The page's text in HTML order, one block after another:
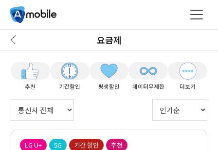
요금제
추천 기간할인 평생할인 데이터무제한 더보기
LG U+ 5G 기간 할인 추천